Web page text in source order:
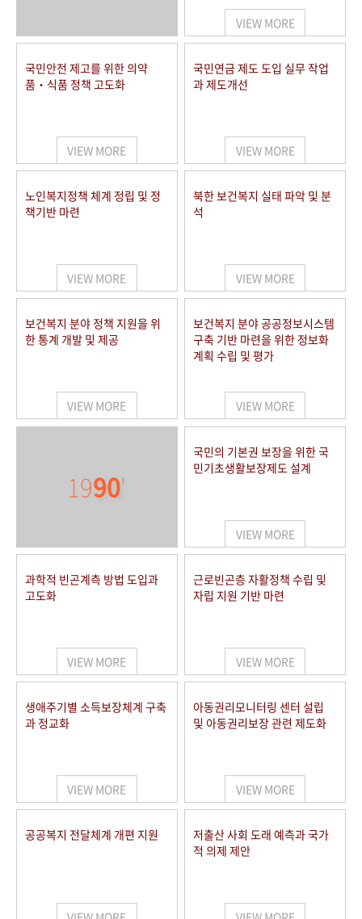
VIEW MORE
국민안전 제고를 위한 의약
품‧식품 정책 고도화
VIEW MORE
국민연금 제도 도입 실무 작업
과 제도개선
VIEW MORE
노인복지정책 체계 정립 및 정
책기반 마련
VIEW MORE
북한 보건복지 실태 파악 및 분
석
VIEW MORE
보건복지 분야 정책 지원을 위
한 통계 개발 및 제공
VIEW MORE
보건복지 분야 공공정보시스템
구축 기반 마련을 위한 정보화
계획 수립 및 평가
VIEW MORE
1990'
국민의 기본권 보장을 위한 국
민기초생활보장제도 설계
VIEW MORE
과학적 빈곤계측 방법 도입과
고도화
VIEW MORE
근로빈곤층 자활정책 수립 및
자립 지원 기반 마련
VIEW MORE
생애주기별 소득보장체계 구축
과 정교화
VIEW MORE
아동권리모니터링 센터 설립
및 아동권리보장 관련 제도화
VIEW MORE
공공복지 전달체계 개편 지원
저출산 사회 도래 예측과 국가
적 의제 제안